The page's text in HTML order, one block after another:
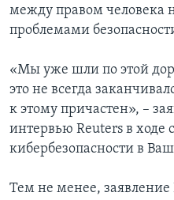
между правом человека
проблемами
«Мы уже шли по этой
это не всегда
к этому причастен», –
интервью Reuters в ходе
кибербезопасности в
Тем не менее, заявление